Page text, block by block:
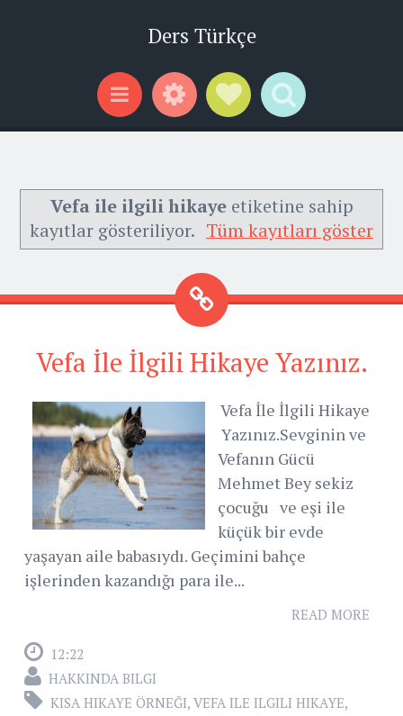
Ders Türkçe
Menu WidgetsSocial Links
Search
Vefa ile ilgili hikayeetiketine sahip
kayıtlar gösteriliyor. Tüm kayıtları göster
Vefa İle İlgili Hikaye Yazınız.
Vefa İle İlgili Hikaye
Yazınız.Sevginin ve
Vefanın Gücü
Mehmet Bey sekiz
çocuğu ve eşi ile
küçük bir evde
yaşayan aile babasıydı. Geçimini bahçe
işlerinden kazandığı para ile...
READ MORE
12:22
HAKKINDA BILGI
KISA HIKAYE ÖRNEĞI, VEFA ILE ILGILI HIKAYE,